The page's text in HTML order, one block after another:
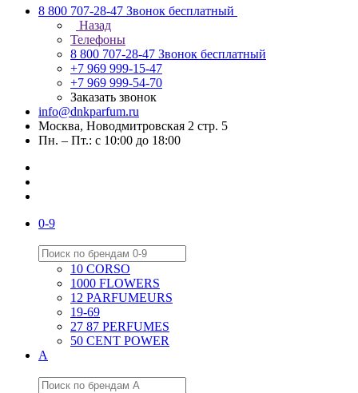
8 800 707-28-47 Звонок бесплатный
Назад
Телефоны
8 800 707-28-47 Звонок бесплатный
+7 969 999-15-47
+7 969 999-54-70
Заказать звонок
info@dnkparfum.ru
Москва, Новодмитровская 2 стр. 5
Пн. – Пт.: с 10:00 до 18:00
0-9
10 CORSO
1000 FLOWERS
12 PARFUMEURS
19-69
27 87 PERFUMES
50 CENT POWER
A